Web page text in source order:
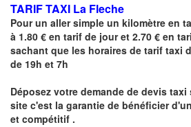
TARIF TAXI La Fleche
Pour un aller simple un kilomètre en
à 1.80 € en tarif de jour et 2.70 € en
sachant que les horaires de tarif taxi
de 19h et 7h
Déposez votre demande de devis taxi
site c'est la garantie de bénéficier
et compétitif .